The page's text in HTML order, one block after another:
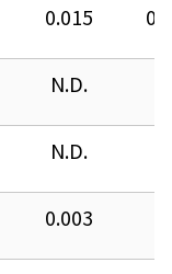
0.015
N.D.
N.D.
0.003